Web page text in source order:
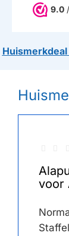
9.0 /
Huismerkdeal
voor